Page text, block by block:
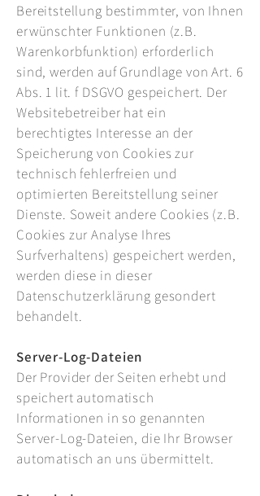
Bereitstellung bestimmter, von Ihnen
erwünschter Funktionen (z.B.
Warenkorbfunktion) erforderlich
sind, werden auf Grundlage von Art. 6
Abs. 1 lit. f DSGVO gespeichert. Der
Websitebetreiber hat ein
berechtigtes Interesse an der
Speicherung von Cookies zur
technisch fehlerfreien und
optimierten Bereitstellung seiner
Dienste. Soweit andere Cookies (z.B.
Cookies zur Analyse Ihres
Surfverhaltens) gespeichert werden,
werden diese in dieser
Datenschutzerklärung gesondert
behandelt.
Server-Log-Dateien
Der Provider der Seiten erhebt und
speichert automatisch
Informationen in so genannten
Server-Log-Dateien, die Ihr Browser
automatisch an uns übermittelt.